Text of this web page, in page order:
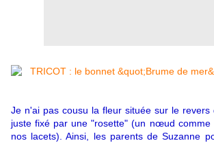
Je n'ai pas cousu la fleur située sur le revers
juste fixé par une "rosette" (un nœud comme
nos lacets). Ainsi, les parents de Suzanne